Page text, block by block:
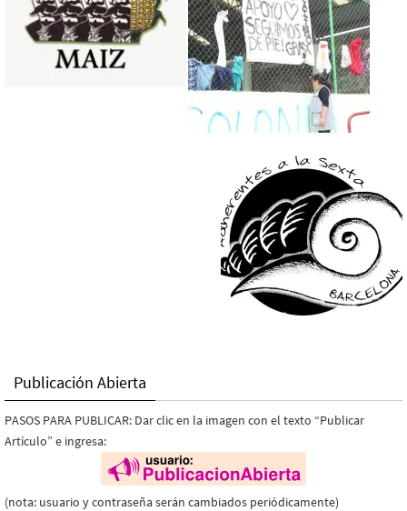
Publicación Abierta
PASOS PARA PUBLICAR: Dar clic en la imagen con el texto “Publicar
Artículo” e ingresa:
(nota: usuario y contraseña serán cambiados periódicamente)